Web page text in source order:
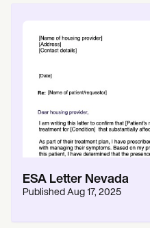
ESA Letter Nevada
Published Aug 17, 2025